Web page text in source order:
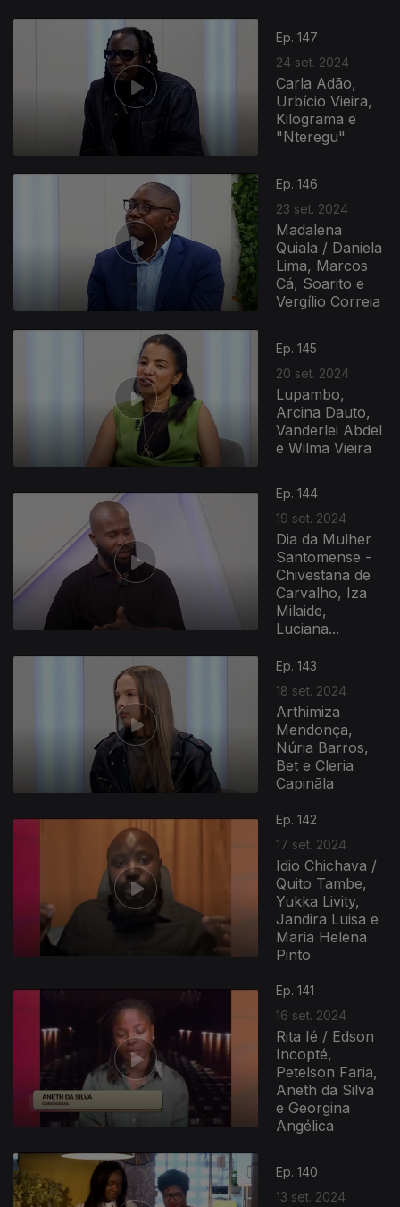
Ep. 147
24 set. 2024
Carla Adão,
Urbício Vieira,
Kilograma e
"Nteregu"
Ep. 146
23 set. 2024
Madalena
Quiala / Daniela
Lima, Marcos
Cá, Soarito e
Vergílio Correia
Ep. 145
20 set. 2024
Lupambo,
Arcina Dauto,
Vanderlei Abdel
e Wilma Vieira
Ep. 144
19 set. 2024
Dia da Mulher
Santomense -
Chivestana de
Carvalho, Iza
Milaide,
Luciana...
Ep. 143
18 set. 2024
Arthimiza
Mendonça,
Núria Barros,
Bet e Cleria
Capinãla
Ep. 142
17 set. 2024
Idio Chichava /
Quito Tambe,
Yukka Livity,
Jandira Luisa e
Maria Helena
Pinto
Ep. 141
16 set. 2024
Rita Ié / Edson
Incopté,
Petelson Faria,
Aneth da Silva
e Georgina
Angélica
Ep. 140
13 set. 2024